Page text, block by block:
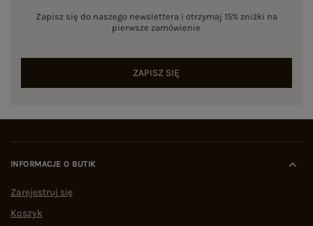
Zapisz się do naszego newslettera i otrzymaj 15% zniżki na
pierwsze zamówienie
ZAPISZ SIĘ
INFORMACJE O BUTIK
Zarejestruj się
Koszyk